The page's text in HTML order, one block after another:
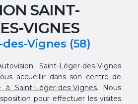
SAINT-
VIGNES
Vignes (58)
Saint-Léger-des-Vignes
accueillir dans son centre de
Saint-Léger-des-Vignes. Nous
pour effectuer les visites